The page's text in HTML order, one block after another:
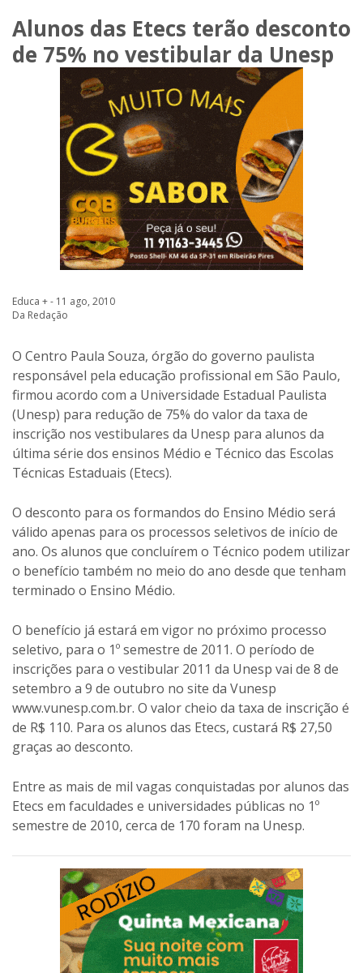
Alunos das Etecs terão desconto
de 75% no vestibular da Unesp
Educa + - 11 ago, 2010
Da Redação
O Centro Paula Souza, órgão do governo paulista
responsável pela educação profissional em São Paulo,
firmou acordo com a Universidade Estadual Paulista
(Unesp) para redução de 75% do valor da taxa de
inscrição nos vestibulares da Unesp para alunos da
última série dos ensinos Médio e Técnico das Escolas
Técnicas Estaduais (Etecs).
O desconto para os formandos do Ensino Médio será
válido apenas para os processos seletivos de início de
ano. Os alunos que concluírem o Técnico podem utilizar
o benefício também no meio do ano desde que tenham
terminado o Ensino Médio.
O benefício já estará em vigor no próximo processo
seletivo, para o 1º semestre de 2011. O período de
inscrições para o vestibular 2011 da Unesp vai de 8 de
setembro a 9 de outubro no site da Vunesp
www.vunesp.com.br. O valor cheio da taxa de inscrição é
de R$ 110. Para os alunos das Etecs, custará R$ 27,50
graças ao desconto.
Entre as mais de mil vagas conquistadas por alunos das
Etecs em faculdades e universidades públicas no 1º
semestre de 2010, cerca de 170 foram na Unesp.